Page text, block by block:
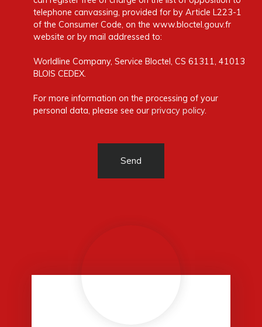
telephone canvassing, provided for by Article L223-1
of the Consumer Code, on the www.bloctel.gouv.fr
website or by mail addressed to:
Worldline Company, Service Bloctel, CS 61311, 41013
BLOIS CEDEX.
For more information on the processing of your
personal data, please see our privacy policy.
Send